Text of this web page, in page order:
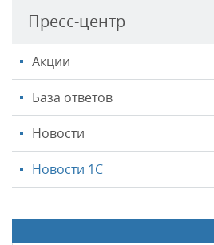
Пресс-центр
Акции
База ответов
Новости
Новости 1С